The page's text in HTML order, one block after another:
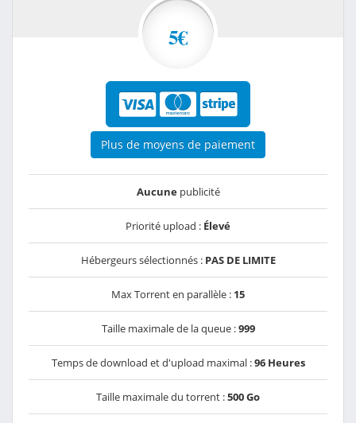
5€
Plus de moyens de paiement
Aucunepublicité
Priorité upload : Élevé
Hébergeurs sélectionnés : PAS DE LIMITE
Max Torrent en parallèle : 15
Taille maximale de la queue :999
Temps de download et d'upload maximal :96 Heures
Taille maximale du torrent :500 Go